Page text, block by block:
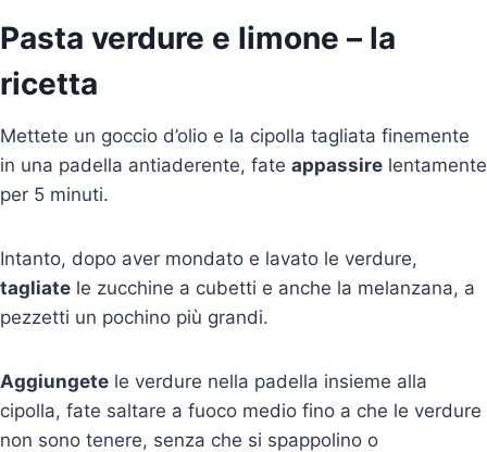
Pasta verdure e limone – la
ricetta
Mettete un goccio d’olio e la cipolla tagliata finemente
in una padella antiaderente, fate appassire lentamente
per 5 minuti.
Intanto, dopo aver mondato e lavato le verdure,
tagliate le zucchine a cubetti e anche la melanzana, a
pezzetti un pochino più grandi.
Aggiungete le verdure nella padella insieme alla
cipolla, fate saltare a fuoco medio fino a che le verdure
non sono tenere, senza che si spappolino o